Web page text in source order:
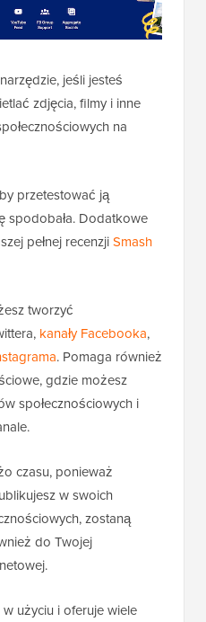
jeśli jesteś
zdjęcia, filmy i inne
na
przetestować ją
spodobała. Dodatkowe
pełnej recenzjiSmash
tworzyć
kanały Facebooka,
. Pomaga również
gdzie możesz
społecznościowych i
czasu, ponieważ
w swoich
zostaną
do Twojej
użyciu i oferuje wiele